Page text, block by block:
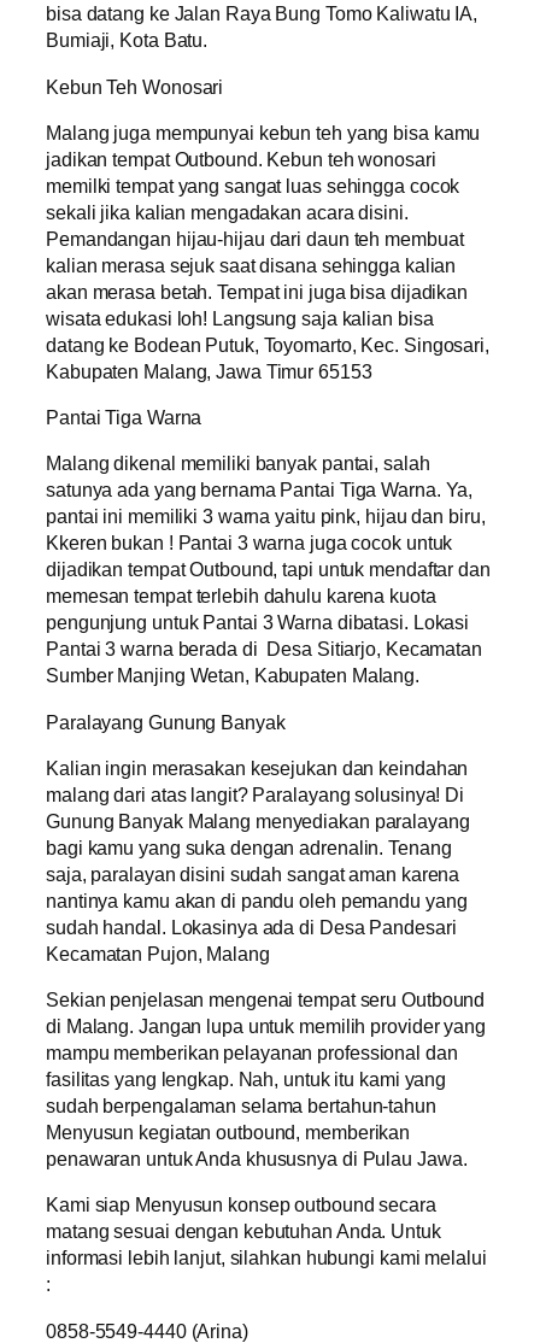
bisa datang ke Jalan Raya Bung Tomo Kaliwatu IA,
Bumiaji, Kota Batu.
Kebun Teh Wonosari
Malang juga mempunyai kebun teh yang bisa kamu
jadikan tempat Outbound. Kebun teh wonosari
memilki tempat yang sangat luas sehingga cocok
sekali jika kalian mengadakan acara disini.
Pemandangan hijau-hijau dari daun teh membuat
kalian merasa sejuk saat disana sehingga kalian
akan merasa betah. Tempat ini juga bisa dijadikan
wisata edukasi loh! Langsung saja kalian bisa
datang ke Bodean Putuk, Toyomarto, Kec. Singosari,
Kabupaten Malang, Jawa Timur 65153
Pantai Tiga Warna
Malang dikenal memiliki banyak pantai, salah
satunya ada yang bernama Pantai Tiga Warna. Ya,
pantai ini memiliki 3 warna yaitu pink, hijau dan biru,
Kkeren bukan ! Pantai 3 warna juga cocok untuk
dijadikan tempat Outbound, tapi untuk mendaftar dan
memesan tempat terlebih dahulu karena kuota
pengunjung untuk Pantai 3 Warna dibatasi. Lokasi
Pantai 3 warna berada di Desa Sitiarjo, Kecamatan
Sumber Manjing Wetan, Kabupaten Malang.
Paralayang Gunung Banyak
Kalian ingin merasakan kesejukan dan keindahan
malang dari atas langit? Paralayang solusinya! Di
Gunung Banyak Malang menyediakan paralayang
bagi kamu yang suka dengan adrenalin. Tenang
saja, paralayan disini sudah sangat aman karena
nantinya kamu akan di pandu oleh pemandu yang
sudah handal. Lokasinya ada di Desa Pandesari
Kecamatan Pujon, Malang
Sekian penjelasan mengenai tempat seru Outbound
di Malang. Jangan lupa untuk memilih provider yang
mampu memberikan pelayanan professional dan
fasilitas yang lengkap. Nah, untuk itu kami yang
sudah berpengalaman selama bertahun-tahun
Menyusun kegiatan outbound, memberikan
penawaran untuk Anda khususnya di Pulau Jawa.
Kami siap Menyusun konsep outbound secara
matang sesuai dengan kebutuhan Anda. Untuk
informasi lebih lanjut, silahkan hubungi kami melalui
:
0858-5549-4440 (Arina)